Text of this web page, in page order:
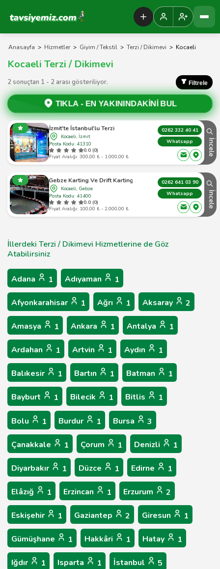
Tavsiyemiz Anasayfa
Anasayfa > Hizmetler > Giyim / Tekstil > Terzi / Dikimevi > Kocaeli
Kocaeli Terzi / Dikimevi
2 sonuçtan 1 - 2 arası gösteriliyor. Filtrele
TIKLA - EN YAKININDAKİNİ BUL
İzmit'te İstanbul'lu Terzi
Kocaeli, İzmit
Posta Kodu: 41310
0.0 (0)
Fiyat Aralığı: 300,00 ₺ - 1.000,00 ₺
0262 332 40 41
Whatsapp
İncele
Gebze Karting Ve Drift Karting
Kocaeli, Gebze
Posta Kodu: 41400
0.0 (0)
Fiyat Aralığı: 100,00 ₺ - 2.000,00 ₺
0262 641 03 90
Whatsapp
İncele
İllerdeki Terzi / Dikimevi Hizmetlerine de Göz
Atabilirsiniz
Adana 1 Adıyaman 1
Afyonkarahisar 1 Ağrı 1 Aksaray 2
Amasya 1 Ankara 1 Antalya 1
Ardahan 1 Artvin 1 Aydın 1
Balıkesir 1 Bartın 1 Batman 1
Bayburt 1 Bilecik 1 Bitlis 1
Bolu 1 Burdur 1 Bursa 3
Çanakkale 1 Çorum 1 Denizli 1
Diyarbakır 1 Düzce 1 Edirne 1
Elâzığ 1 Erzincan 1 Erzurum 2
Eskişehir 1 Gaziantep 2 Giresun 1
Gümüşhane 1 Hakkâri 1 Hatay 1
Iğdır 1 Isparta 1 İstanbul 5